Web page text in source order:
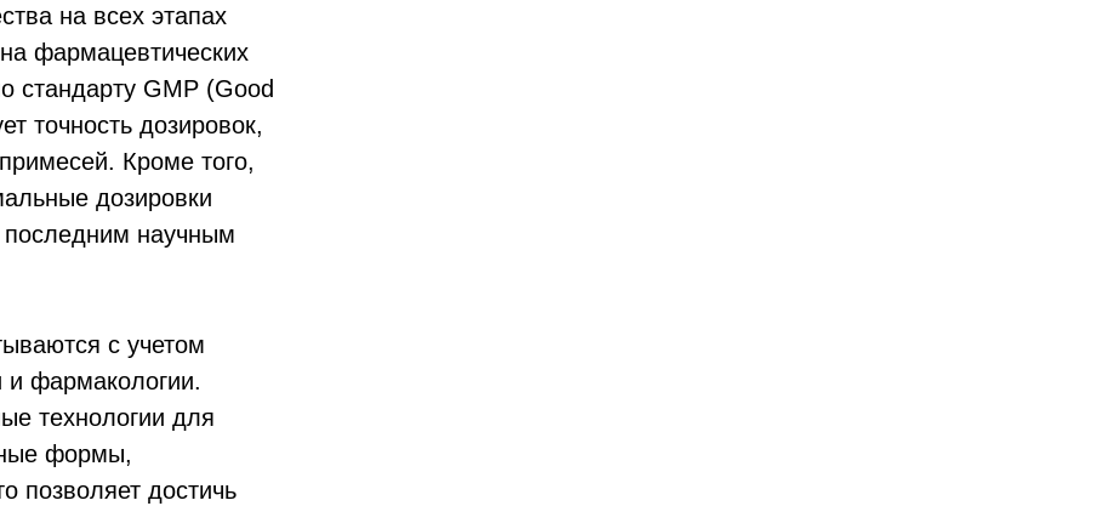
на всех этапах
фармацевтических
стандарту GMP (Good
точность дозировок,
Кроме того,
дозировки
последним научным
с учетом
и фармакологии.
технологии для
формы,
позволяет достичь